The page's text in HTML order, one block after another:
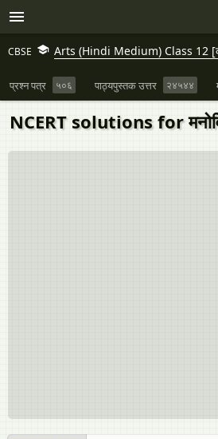
CBSE Arts (Hindi Medium) Class 12
प्रश्न पत्र ५०६ पाठ्यपुस्तक उत्तर २४५४४
NCERT solutions for